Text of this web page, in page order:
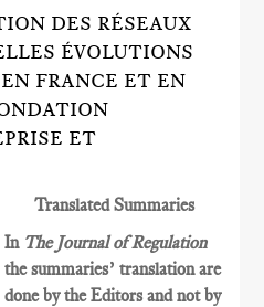
DES RÉSEAUX
ÉVOLUTIONS
FRANCE ET EN
ET
Translated Summaries
In The Journal of Regulation
the summaries’ translation are
done by the Editors and not by